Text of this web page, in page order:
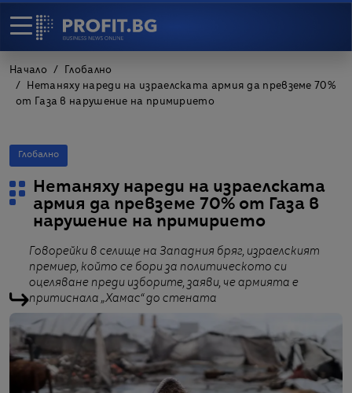
Начало
Глобално
Нетаняху нареди на израелската армия да превземе 70%
от Газа в нарушение на примирието
Глобално
Нетаняху нареди на израелската
армия да превземе 70% от Газа в
нарушение на примирието
Говорейки в селище на Западния бряг, израелският
премиер, който се бори за политическото си
оцеляване преди изборите, заяви, че армията е
притиснала „Хамас“ до стената